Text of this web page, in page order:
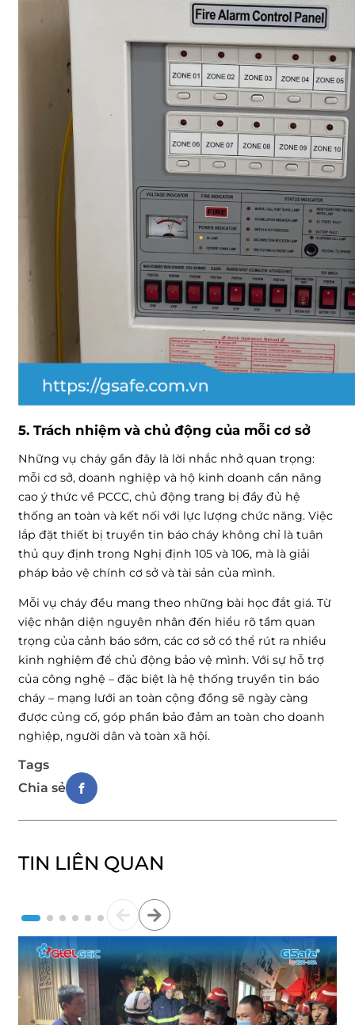
5. Trách nhiệm và chủ động của mỗi cơ sở
Những vụ cháy gần đây là lời nhắc nhở quan trọng:
mỗi cơ sở, doanh nghiệp và hộ kinh doanh cần nâng
cao ý thức về PCCC, chủ động trang bị đầy đủ hệ
thống an toàn và kết nối với lực lượng chức năng. Việc
lắp đặt thiết bị truyền tin báo cháy không chỉ là tuân
thủ quy định trong Nghị định 105 và 106, mà là giải
pháp bảo vệ chính cơ sở và tài sản của mình.
Mỗi vụ cháy đều mang theo những bài học đắt giá. Từ
việc nhận diện nguyên nhân đến hiểu rõ tầm quan
trọng của cảnh báo sớm, các cơ sở có thể rút ra nhiều
kinh nghiệm để chủ động bảo vệ mình. Với sự hỗ trợ
của công nghệ – đặc biệt là hệ thống truyền tin báo
cháy – mạng lưới an toàn cộng đồng sẽ ngày càng
được củng cố, góp phần bảo đảm an toàn cho doanh
nghiệp, người dân và toàn xã hội.
Tags
Chia sẻ
TIN LIÊN QUAN